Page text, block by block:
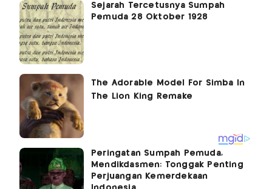
Sejarah Tercetusnya Sumpah
Pemuda 28 Oktober 1928
Peringatan Sumpah Pemuda,
Mendikdasmen: Tonggak Penting
Perjuangan Kemerdekaan